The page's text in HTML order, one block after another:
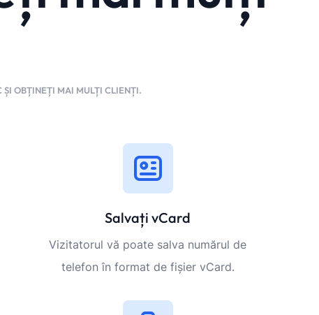
ȘI OBȚINEȚI MAI MULȚI CLIENȚI.
Salvați vCard
Vizitatorul vă poate salva numărul de
telefon în format de fișier vCard.